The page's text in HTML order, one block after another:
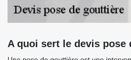
A quoi sert le devis pose